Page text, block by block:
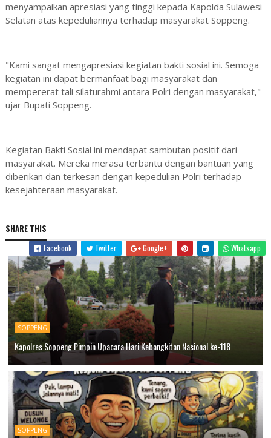
menyampaikan apresiasi yang tinggi kepada Kapolda Sulawesi
Selatan atas kepeduliannya terhadap masyarakat Soppeng.
"Kami sangat mengapresiasi kegiatan bakti sosial ini. Semoga
kegiatan ini dapat bermanfaat bagi masyarakat dan
mempererat tali silaturahmi antara Polri dengan masyarakat,"
ujar Bupati Soppeng.
Kegiatan Bakti Sosial ini mendapat sambutan positif dari
masyarakat. Mereka merasa terbantu dengan bantuan yang
diberikan dan terkesan dengan kepedulian Polri terhadap
kesejahteraan masyarakat.
SHARE THIS
Facebook
Twitter Google+ Whatsapp
SOPPENG
Kapolres Soppeng Pimpin Upacara Hari Kebangkitan Nasional ke-118
SOPPENG